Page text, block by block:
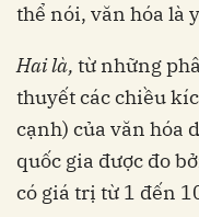
thể nói, văn hóa là
Hai là, từ những
thuyết các chiều
cạnh) của văn hóa
quốc gia được đo
có giá trị từ 1 đến